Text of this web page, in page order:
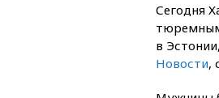
Сегодня
в
Новости,